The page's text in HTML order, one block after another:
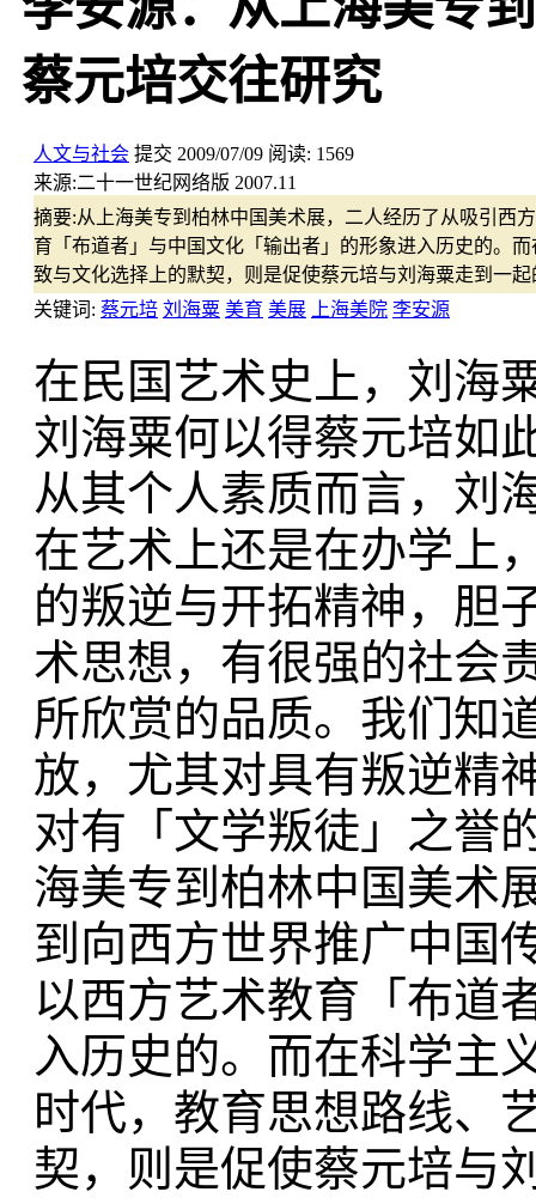
蔡元培交往研究
人文与社会 提交 2009/07/09 阅读: 1569
来源:二十一世纪网络版 2007.11
摘要:从上海美专到柏林中国美术展，二人经历了从吸引西
育「布道者」与中国文化「输出者」的形象进入历史的。
致与文化选择上的默契，则是促使蔡元培与刘海粟走到一
关键词: 蔡元培 刘海粟 美育 美展 上海美院 李安源
在民国艺术史上，刘海
刘海粟何以得蔡元培如
从其个人素质而言，刘
在艺术上还是在办学上
的叛逆与开拓精神，胆
术思想，有很强的社会
所欣赏的品质。我们知
放，尤其对具有叛逆精
对有「文学叛徒」之誉
海美专到柏林中国美术
到向西方世界推广中国
以西方艺术教育「布道
入历史的。而在科学主
时代，教育思想路线、
契，则是促使蔡元培与